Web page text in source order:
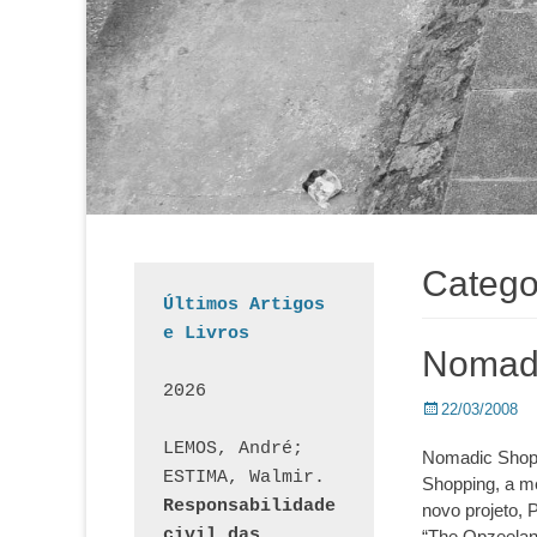
Posted
22/03/2008
Nomadic
Shopping, a
novo projeto,
Últimos Artigos
e Livros
2026
LEMOS, André;
Responsabilidade